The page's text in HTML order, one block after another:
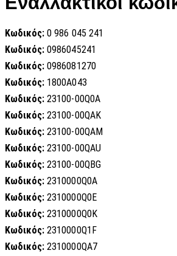
Κωδικός: 0 986 045 241
Κωδικός: 0986045241
Κωδικός: 0986081270
Κωδικός: 1800A043
Κωδικός: 23100-00Q0A
Κωδικός: 23100-00QAK
Κωδικός: 23100-00QAM
Κωδικός: 23100-00QAU
Κωδικός: 23100-00QBG
Κωδικός: 2310000Q0A
Κωδικός: 2310000Q0E
Κωδικός: 2310000Q0K
Κωδικός: 2310000Q1F
Κωδικός: 2310000QA7